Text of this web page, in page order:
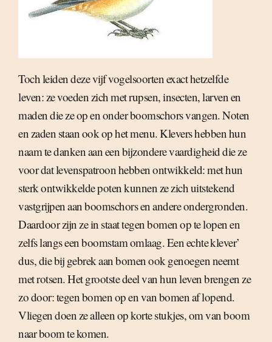
Toch leiden deze vijf vogelsoorten exact hetzelfde
leven: ze voeden zich met rupsen, insecten, larven en
maden die ze op en onder boomschors vangen. Noten
en zaden staan ook op het menu. Klevers hebben hun
naam te danken aan een bijzondere vaardigheid die ze
voor dat levenspatroon hebben ontwikkeld: met hun
sterk ontwikkelde poten kunnen ze zich uitstekend
vastgrijpen aan boomschors en andere ondergronden.
Daardoor zijn ze in staat tegen bomen op te lopen en
zelfs langs een boomstam omlaag. Een echte klever’
dus, die bij gebrek aan bomen ook genoegen neemt
met rotsen. Het grootste deel van hun leven brengen ze
zo door: tegen bomen op en van bomen af lopend.
Vliegen doen ze alleen op korte stukjes, om van boom
naar boom te komen.